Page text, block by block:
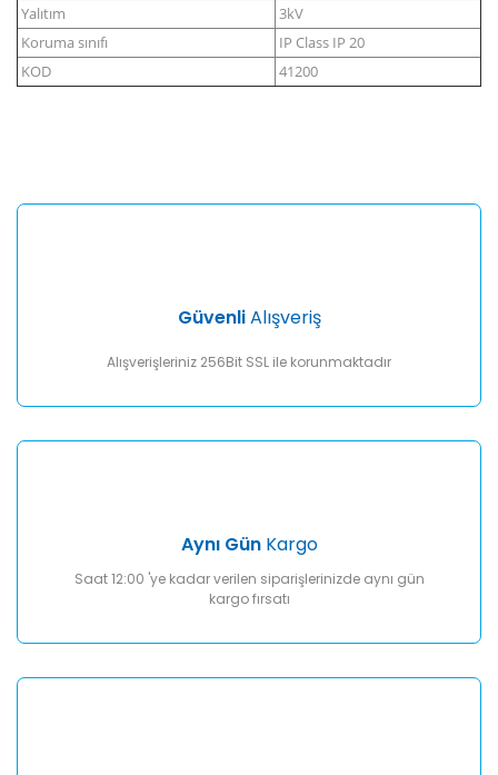
Yalıtım
3kV
Koruma sınıfı
IP Class IP 20
KOD
41200
Yorum Yaz
Ürün fiyatı diğer sitelerden daha pahalı.
GüvenliAlışveriş
Alışverişleriniz 256Bit SSL ile korunmaktadır
Aynı GünKargo
Saat 12:00 'ye kadar verilen siparişlerinizde aynı gün
kargo fırsatı